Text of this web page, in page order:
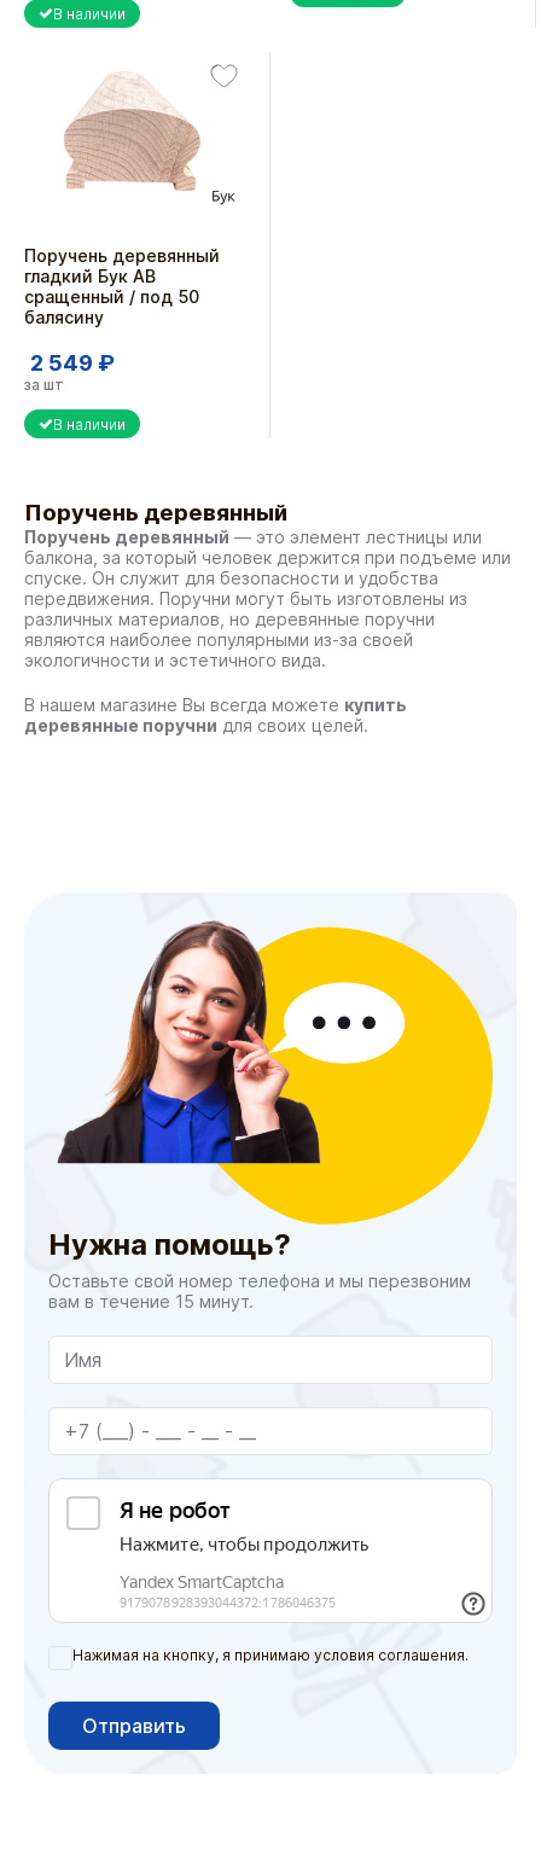
В наличии
Поручень деревянный
гладкий Бук АВ
сращенный / под 50
балясину
2 549 ₽
за шт
В наличии
Поручень деревянный
Поручень деревянный — это элемент лестницы или
балкона, за который человек держится при подъеме или
спуске. Он служит для безопасности и удобства
передвижения. Поручни могут быть изготовлены из
различных материалов, но деревянные поручни
являются наиболее популярными из-за своей
экологичности и эстетичного вида.
В нашем магазине Вы всегда можете купить
деревянные поручни для своих целей.
Нужна помощь?
Оставьте свой номер телефона и мы перезвоним
вам в течение 15 минут.
Нажимая на кнопку, я принимаю условия соглашения.
Отправить